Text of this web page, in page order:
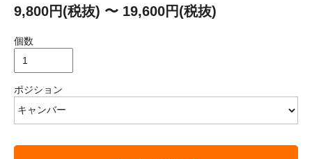
9,800円(税抜) 〜 19,600円(税抜)
個数
ポジション